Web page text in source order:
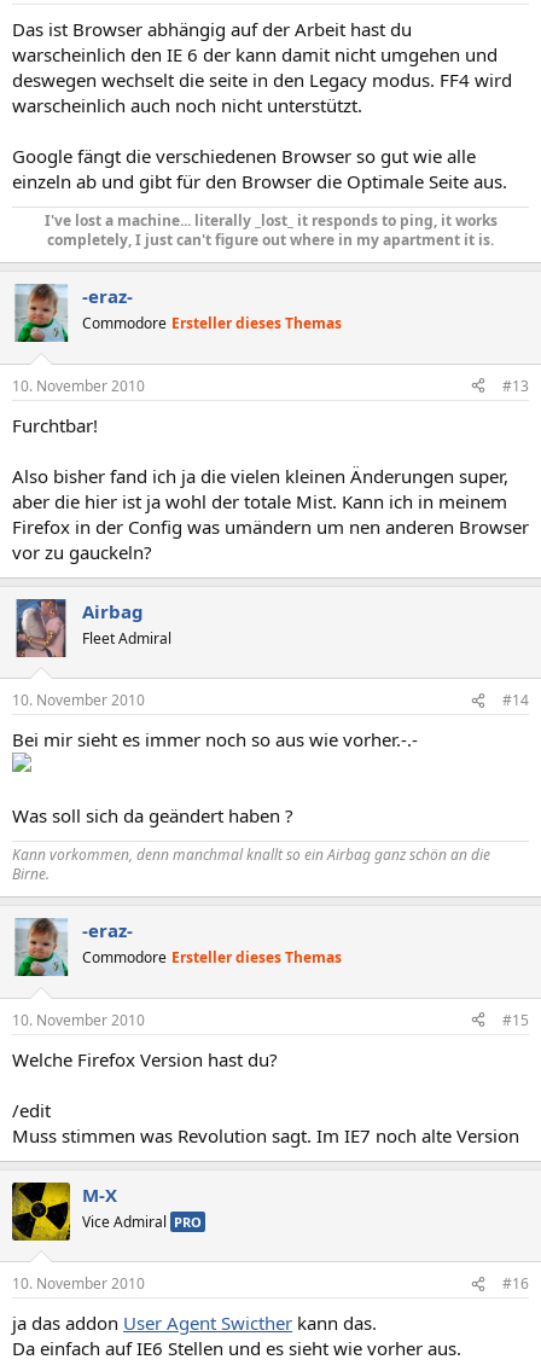
Das ist Browser abhängig auf der Arbeit hast du
warscheinlich den IE 6 der kann damit nicht umgehen und
deswegen wechselt die seite in den Legacy modus. FF4 wird
warscheinlich auch noch nicht unterstützt.
Google fängt die verschiedenen Browser so gut wie alle
einzeln ab und gibt für den Browser die Optimale Seite aus.
I've lost a machine... literally _lost_ it responds to ping, it works
completely, I just can't figure out where in my apartment it is.
-eraz-
Commodore Ersteller dieses Themas
10. November 2010 #13
Furchtbar!
Also bisher fand ich ja die vielen kleinen Änderungen super,
aber die hier ist ja wohl der totale Mist. Kann ich in meinem
Firefox in der Config was umändern um nen anderen Browser
vor zu gauckeln?
Airbag
Fleet Admiral
10. November 2010 #14
Bei mir sieht es immer noch so aus wie vorher.-.-
Was soll sich da geändert haben ?
Kann vorkommen, denn manchmal knallt so einAirbagganz schön an die
Birne.
-eraz-
Commodore Ersteller dieses Themas
10. November 2010 #15
Welche Firefox Version hast du?
/edit
Muss stimmen was Revolution sagt. Im IE7 noch alte Version
M-X
Vice Admiral PRO
10. November 2010 #16
ja das addon User Agent Swicther kann das.
Da einfach auf IE6 Stellen und es sieht wie vorher aus.